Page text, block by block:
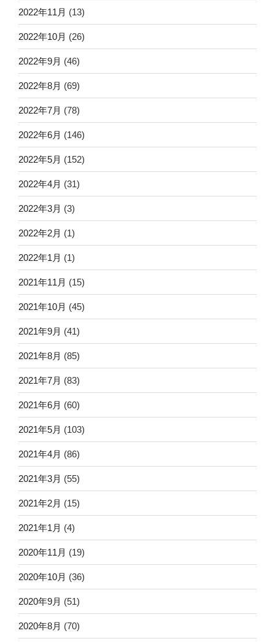
2022年11月 (13)
2022年10月 (26)
2022年9月 (46)
2022年8月 (69)
2022年7月 (78)
2022年6月 (146)
2022年5月 (152)
2022年4月 (31)
2022年3月 (3)
2022年2月 (1)
2022年1月 (1)
2021年11月 (15)
2021年10月 (45)
2021年9月 (41)
2021年8月 (85)
2021年7月 (83)
2021年6月 (60)
2021年5月 (103)
2021年4月 (86)
2021年3月 (55)
2021年2月 (15)
2021年1月 (4)
2020年11月 (19)
2020年10月 (36)
2020年9月 (51)
2020年8月 (70)